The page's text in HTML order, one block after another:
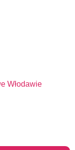
Włodawie